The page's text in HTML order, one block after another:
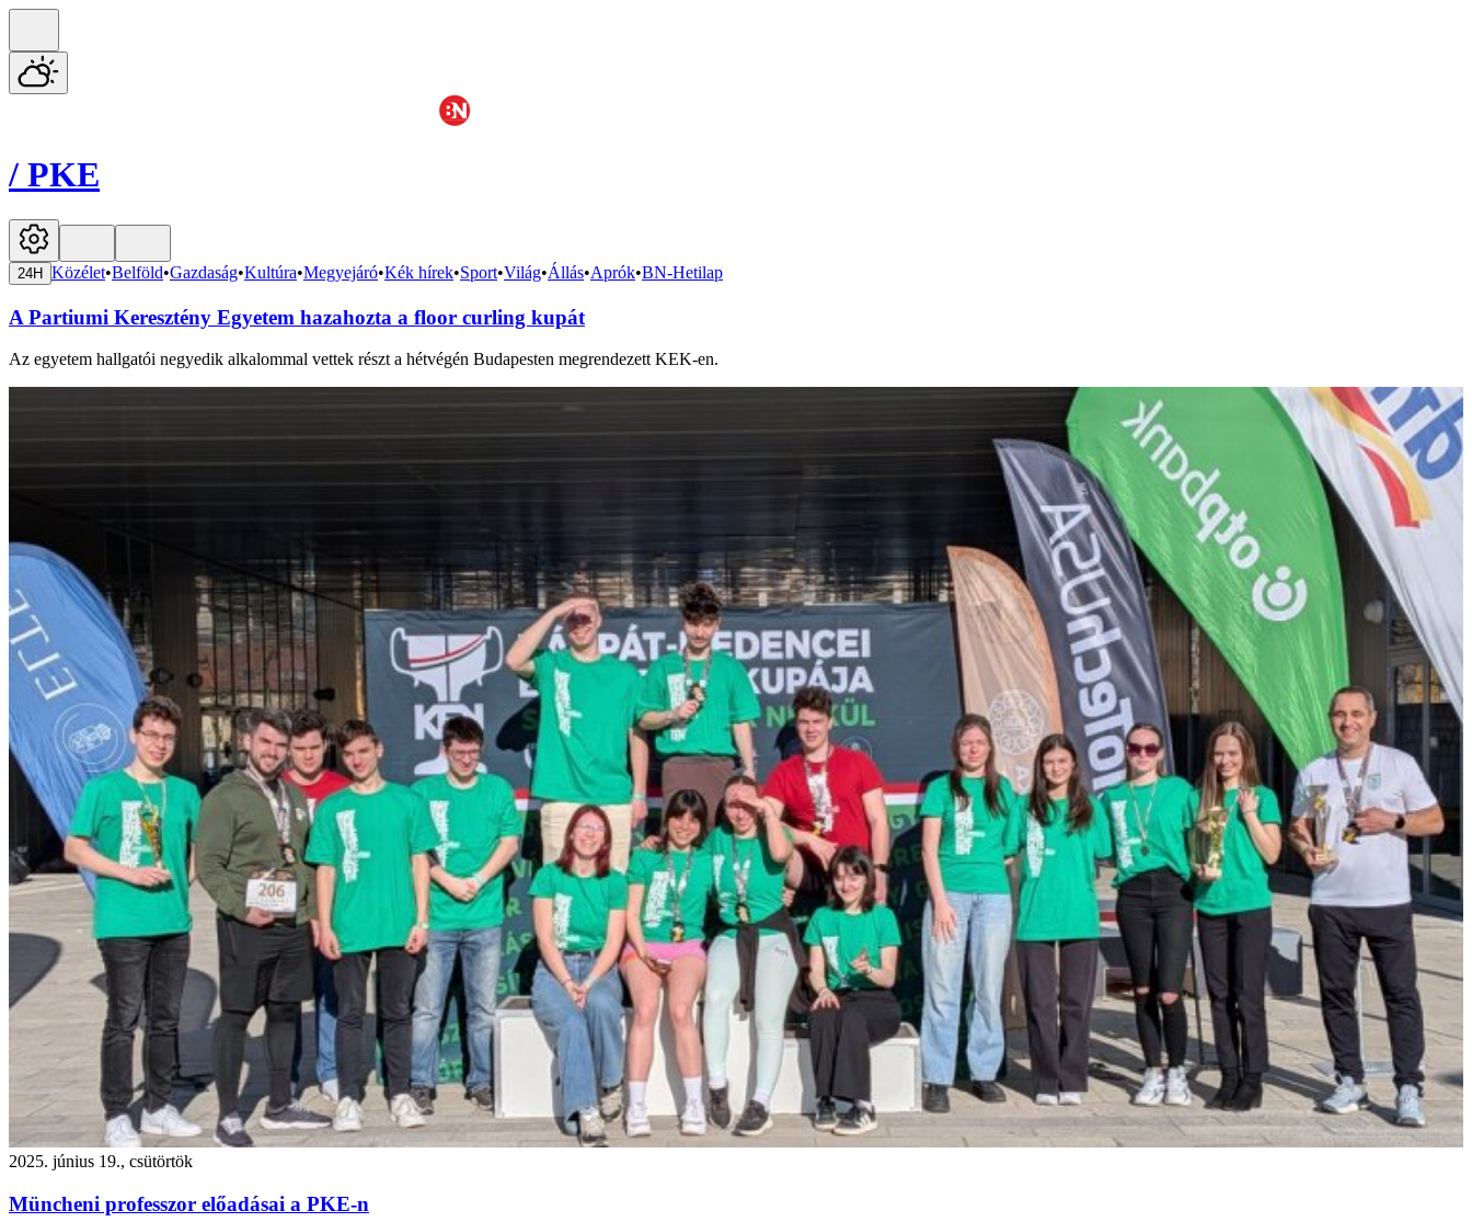
/ PKE
24H Közélet•Belföld•Gazdaság•Kultúra•Megyejáró•Kék hírek•Sport•Világ•Állás•Aprók•BN-Hetilap
A Partiumi Keresztény Egyetem hazahozta a floor curling kupát
Az egyetem hallgatói negyedik alkalommal vettek részt a hétvégén Budapesten megrendezett KEK-en.
2025. június 19., csütörtök
Müncheni professzor előadásai a PKE-n